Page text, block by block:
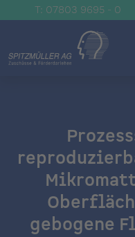
T: 07803 9695 - 0
gebogene